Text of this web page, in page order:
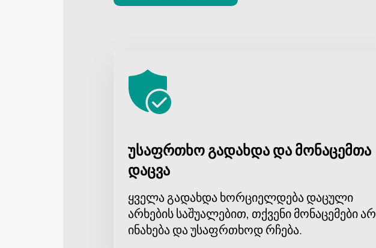
უსაფრთხო გადახდა და მონაცემთა
დაცვა
ყველა გადახდა ხორციელდება დაცული
არხების საშუალებით, თქვენი მონაცემები არ
ინახება და უსაფრთხოდ რჩება.